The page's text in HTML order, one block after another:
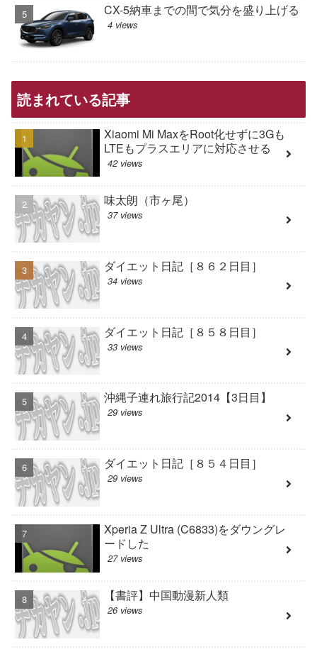
CX-5納車までの間で気分を盛り上げる
4 views
読まれている記事
Xiaomi Mi MaxをRoot化せずに3Gも
LTEもプラスエリアに対応させる
42 views
味太朗（市ヶ尾）
37 views
ダイエット日記［８６２日目］
34 views
ダイエット日記［８５８日目］
33 views
沖縄子連れ旅行記2014【3日目】
29 views
ダイエット日記［８５４日目］
29 views
Xperia Z Ultra (C6833)をダウングレ
ードした
27 views
【書評】中国動漫新人類
26 views